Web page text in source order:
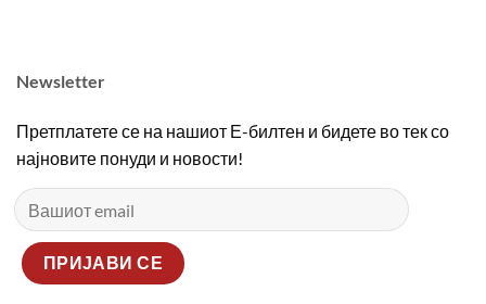
Newsletter
Претплатете се на нашиот Е-билтен и бидете во тек со
најновите понуди и новости!